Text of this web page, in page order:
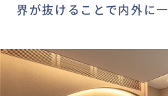
界が抜けることで内外に